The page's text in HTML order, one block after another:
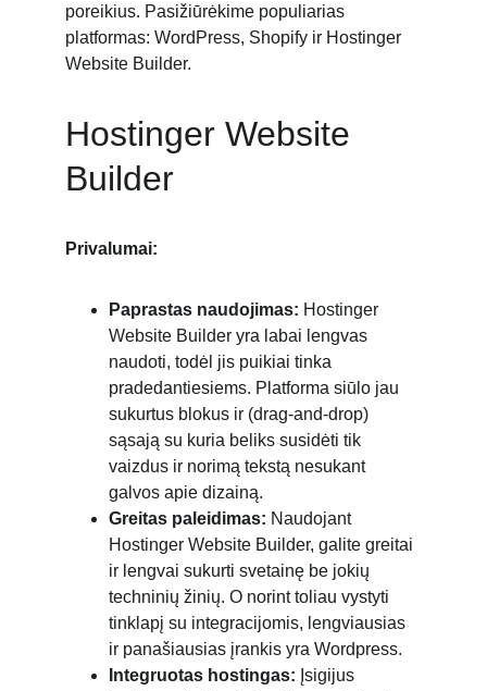
poreikius. Pasižiūrėkime populiarias
platformas: WordPress, Shopify ir Hostinger
Website Builder.
Hostinger Website
Builder
Privalumai:
Paprastas naudojimas: Hostinger
Website Builder yra labai lengvas
naudoti, todėl jis puikiai tinka
pradedantiesiems. Platforma siūlo jau
sukurtus blokus ir (drag-and-drop)
sąsają su kuria beliks susidėti tik
vaizdus ir norimą tekstą nesukant
galvos apie dizainą.
Greitas paleidimas: Naudojant
Hostinger Website Builder, galite greitai
ir lengvai sukurti svetainę be jokių
techninių žinių. O norint toliau vystyti
tinklapį su integracijomis, lengviausias
ir panašiausias įrankis yra Wordpress.
Integruotas hostingas: Įsigijus